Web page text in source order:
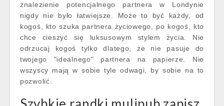
znalezienie potencjalnego partnera w Londynie
nigdy nie było łatwiejsze. Może to być każdy, od
kogoś, kto szuka partnera życiowego, po kogoś, kto
chce cieszyć się luksusowym stylem życia. Nie
odrzucaj kogoś tylko dlatego, że nie pasuje do
twojego "idealnego" partnera na papierze. Nie
wszyscy mają w sobie tyle odwagi, by sobie na to
pozwolić.